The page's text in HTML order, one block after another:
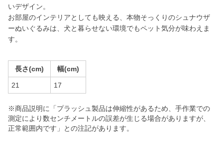
いデザイン。
お部屋のインテリアとしても映える、本物そっくりのシュナウザ
ーぬいぐるみは、犬と暮らせない環境でもペット気分が味わえま
す。
長さ(cm) 幅(cm)
21 17
※商品説明に「プラッシュ製品は伸縮性があるため、手作業での
測定により数センチメートルの誤差が生じる場合がありますが、
正常範囲内です」との注記があります。